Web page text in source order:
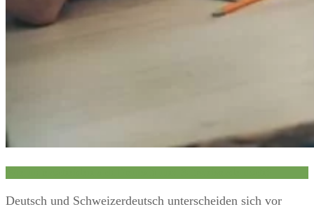
Deutsch und Schweizerdeutsch unterscheiden sich vor